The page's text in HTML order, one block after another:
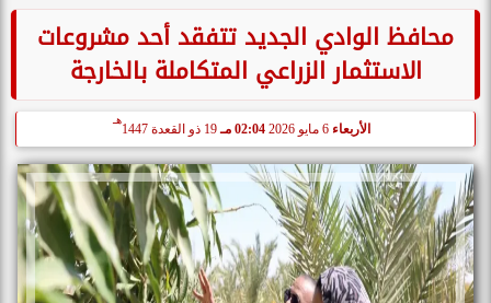
محافظ الوادي الجديد تتفقد أحد مشروعات
الاستثمار الزراعي المتكاملة بالخارجة
الأربعاء 6 مايو 2026 02:04 مـ 19 ذو القعدة 1447
هـ